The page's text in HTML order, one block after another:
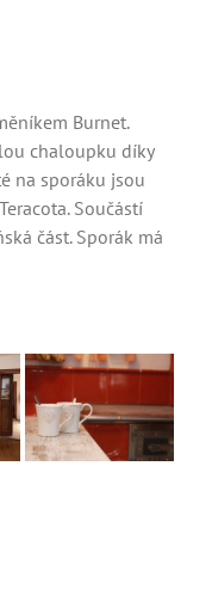
Burnet.
chaloupku díky
na sporáku jsou
Součástí
část. Sporák má